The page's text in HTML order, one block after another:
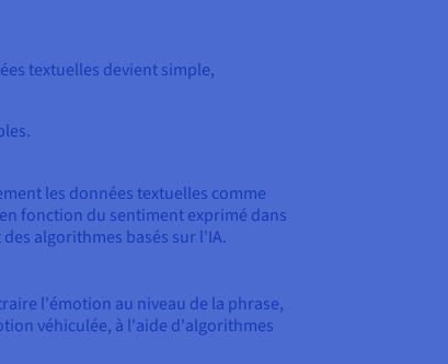
textuelles devientsimple,
les données textuelles comme
fonction du sentiment exprimé dans
algorithmes basés sur l'IA.
l'émotion au niveau de la phrase,
véhiculée, à l'aide d'algorithmes